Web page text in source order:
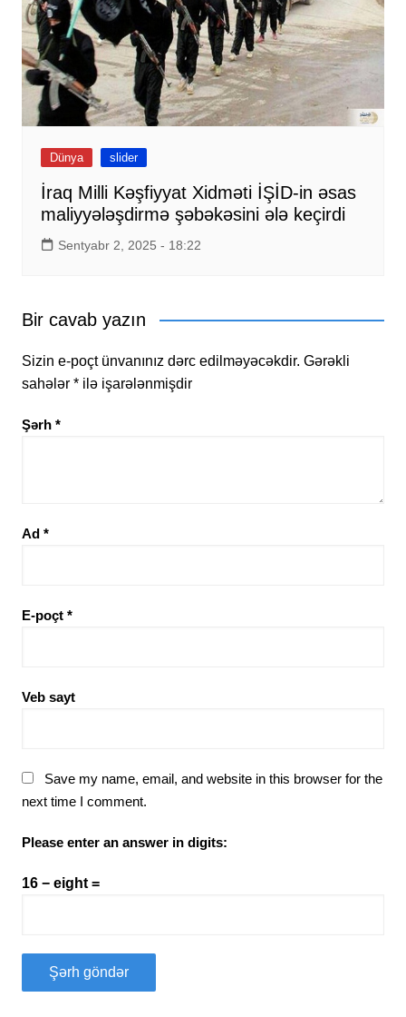
Dünya slider
İraq Milli Kəşfiyyat Xidməti İŞİD-in əsas
maliyyələşdirmə şəbəkəsini ələ keçirdi
Sentyabr 2, 2025 - 18:22
Bir cavab yazın
Sizin e-poçt ünvanınız dərc edilməyəcəkdir. Gərəkli
sahələr *ilə işarələnmişdir
Şərh *
Ad *
E-poçt *
Veb sayt
Save my name, email, and website in this browser for the
next time I comment.
Please enter an answer in digits:
16 − eight =